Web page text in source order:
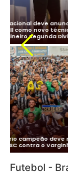
CBF desiste de
salário milionário
impasse com
travam
Cléber Xavier é o
do Santos
Futebol -